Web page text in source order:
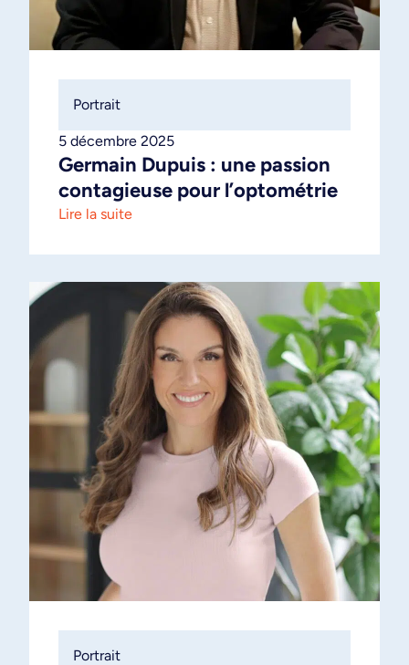
5 décembre 2025
Portrait
Germain Dupuis : une passion
contagieuse pour l’optométrie
Lire la suite
Portrait